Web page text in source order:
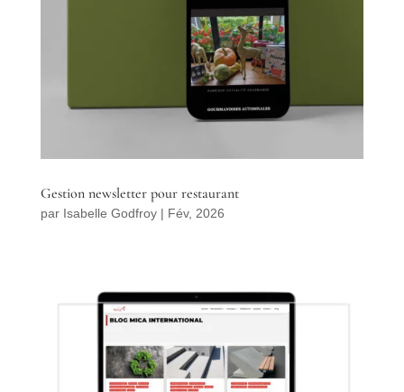
Gestion newsletter pour restaurant
par Isabelle Godfroy| Fév, 2026